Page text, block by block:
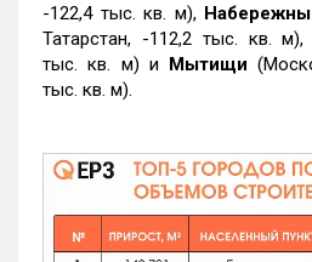
-122,4 тыс. кв. м),
Татарстан, -112,2 тыс. кв. м),
тыс. кв. м) и Мытищи
тыс. кв. м).